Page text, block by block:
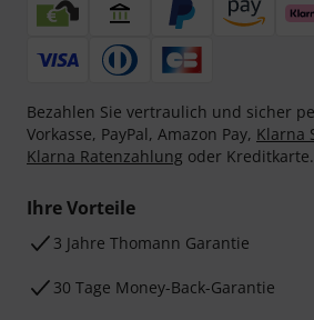
Bezahlen Sie vertraulich und sicher
Vorkasse, PayPal, Amazon Pay, Klarna
Klarna Ratenzahlung oder Kreditkarte.
Ihre Vorteile
3 Jahre Thomann Garantie
30 Tage Money-Back-Garantie